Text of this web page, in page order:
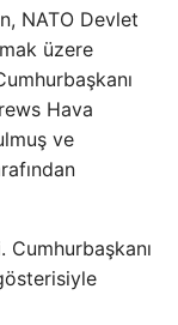
NATO Devlet
üzere
Hava
ve